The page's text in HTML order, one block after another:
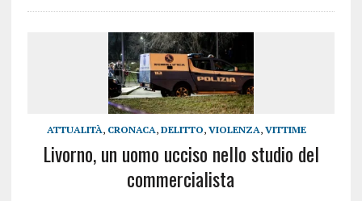
ATTUALITÀ, CRONACA,DELITTO,VIOLENZA,VITTIME
Livorno, un uomo ucciso nello studio del
commercialista